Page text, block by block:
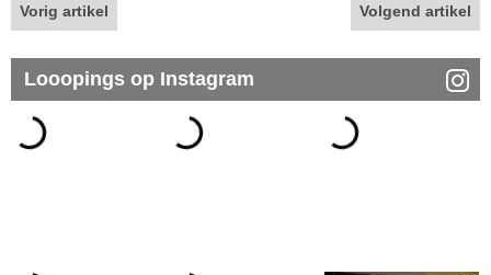
Vorig artikel Volgend artikel
Looopings op Instagram